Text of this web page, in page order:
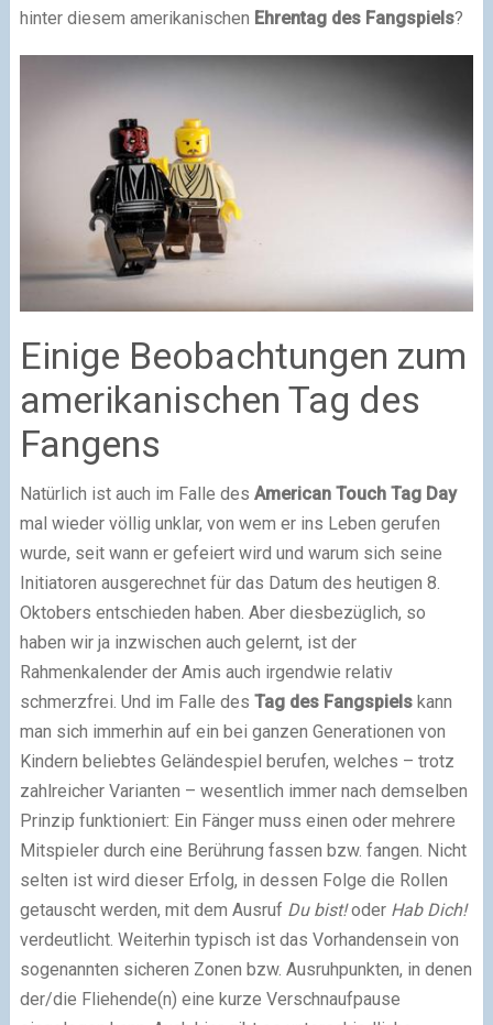
hinter diesem amerikanischen Ehrentag des Fangspiels?
Einige Beobachtungen zum
amerikanischen Tag des
Fangens
Natürlich ist auch im Falle des American Touch Tag Day
mal wieder völlig unklar, von wem er ins Leben gerufen
wurde, seit wann er gefeiert wird und warum sich seine
Initiatoren ausgerechnet für das Datum des heutigen 8.
Oktobers entschieden haben. Aber diesbezüglich, so
haben wir ja inzwischen auch gelernt, ist der
Rahmenkalender der Amis auch irgendwie relativ
schmerzfrei. Und im Falle des Tag des Fangspielskann
man sich immerhin auf ein bei ganzen Generationen von
Kindern beliebtes Geländespiel berufen, welches – trotz
zahlreicher Varianten – wesentlich immer nach demselben
Prinzip funktioniert: Ein Fänger muss einen oder mehrere
Mitspieler durch eine Berührung fassen bzw. fangen. Nicht
selten ist wird dieser Erfolg, in dessen Folge die Rollen
getauscht werden, mit dem Ausruf Du bist!oder Hab Dich!
verdeutlicht. Weiterhin typisch ist das Vorhandensein von
sogenannten sicheren Zonen bzw. Ausruhpunkten, in denen
der/die Fliehende(n) eine kurze Verschnaufpause